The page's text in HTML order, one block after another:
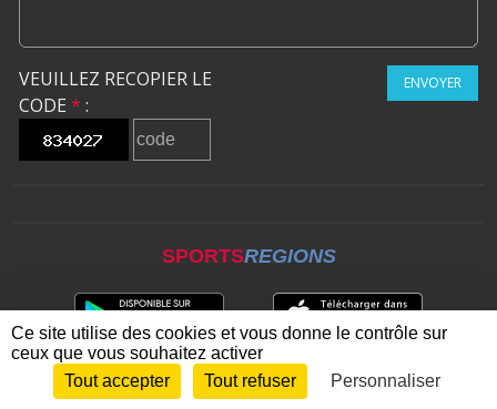
VEUILLEZ RECOPIER LE
CODE * :
ENVOYER
SPORTSREGIONS
Envie de participer ? CONNEXION
Ce site utilise des cookies et vous donne le contrôle sur
ceux que vous souhaitez activer
Tout accepter
Tout refuser Personnaliser